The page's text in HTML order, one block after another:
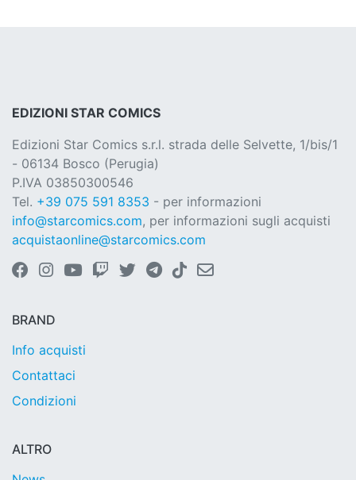
EDIZIONI STAR COMICS
Edizioni Star Comics s.r.l. strada delle Selvette, 1/bis/1
- 06134 Bosco (Perugia)
P.IVA 03850300546
Tel. +39 075 591 8353 - per informazioni
info@starcomics.com, per informazioni sugli acquisti
acquistaonline@starcomics.com
BRAND
Info acquisti
Contattaci
Condizioni
ALTRO